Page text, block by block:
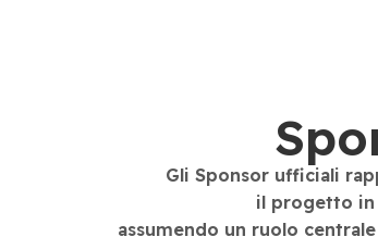
Gli Sponsor ufficiali
il progetto in
assumendo un ruolo